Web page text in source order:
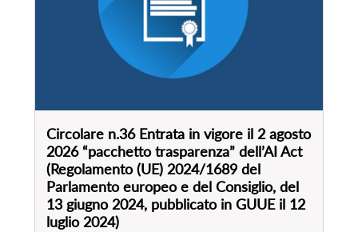
Circolare n.36 Entrata in vigore il 2 agosto
2026 “pacchetto trasparenza” dell’AI Act
(Regolamento (UE) 2024/1689 del
Parlamento europeo e del Consiglio, del
13 giugno 2024, pubblicato in GUUE il 12
luglio 2024)